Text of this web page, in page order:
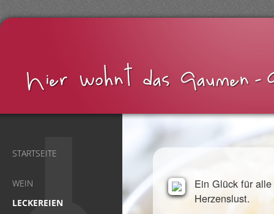
STARTSEITE
WEIN
LECKEREIEN
Ein Glück für
Herzenslust.